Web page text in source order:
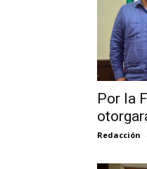
Por la
Redacción -